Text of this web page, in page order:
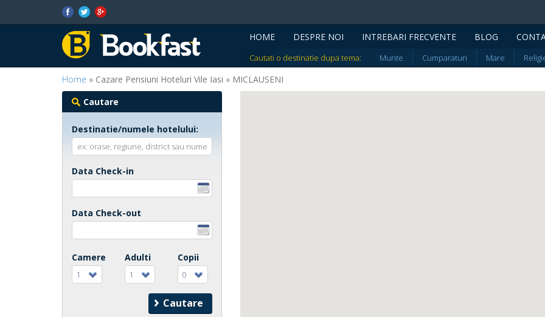
HOME DESPRE NOI INTREBARI FRECVENTE BLOG
Cautati o destinatie dupa tema:
Munte Cumparaturi Mare
Home » Cazare Pensiuni Hoteluri Vile Iasi » MICLAUSENI
Cautare
Destinatie/numele hotelului:
Data Check-in
Data Check-out
Camere
1
Adulti
1
Copii
0